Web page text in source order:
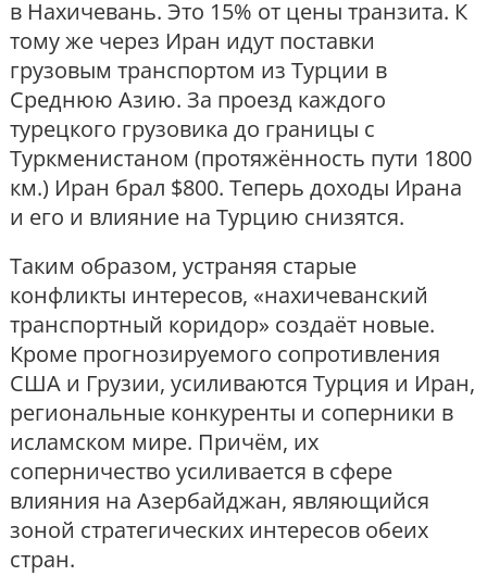
в Нахичевань. Это 15% от цены транзита. К
тому же через Иран идут поставки
грузовым транспортом из Турции в
Среднюю Азию. За проезд каждого
турецкого грузовика до границы с
Туркменистаном (протяжённость пути 1800
км.) Иран брал $800. Теперь доходы Ирана
и его и влияние на Турцию снизятся.
Таким образом, устраняя старые
конфликты интересов, «нахичеванский
транспортный коридор» создаёт новые.
Кроме прогнозируемого сопротивления
США и Грузии, усиливаются Турция и Иран,
региональные конкуренты и соперники в
исламском мире. Причём, их
соперничество усиливается в сфере
влияния на Азербайджан, являющийся
зоной стратегических интересов обеих
стран.